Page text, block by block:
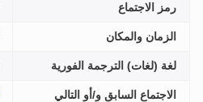
رمز الاجتماع
الزمان والمكان
لغة (لغات) الترجمة الفورية
الاجتماع السابق و/أو التالي